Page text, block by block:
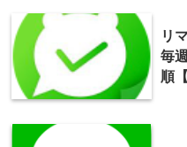
リ
毎
順